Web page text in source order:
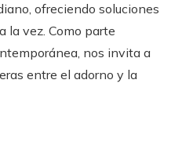
ofreciendo soluciones
la vez. Como parte
nos invita a
entre el adorno y la